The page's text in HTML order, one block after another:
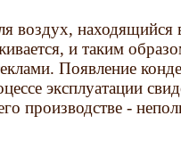
воздух, находящийся
и таким
Появление
эксплуатации
производстве -